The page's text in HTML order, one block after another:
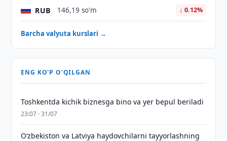
RUB 146,19 so'm ↓ 0.12%
Barcha valyuta kurslari →
ENG KO'P O'QILGAN
Toshkentda kichik biznesga bino va yer bepul beriladi
23:07 · 31/07
Oʻzbekiston va Latviya haydovchilarni tayyorlashning